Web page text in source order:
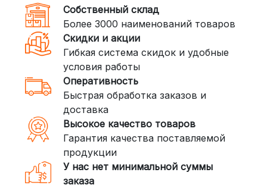
DPD: Международная служба
доставки, которая работает и
внутри России. Сроки — от 2 дней,
стоимость — от 400 рублей
3. Доставка крупногабаритных грузов
(ПЭК, КИТ, Байкал Сервис)
Если ваш заказ включает большие или
тяжелые товары, мы рекомендуем
воспользоваться услугами компаний,
специализирующихся на доставке
грузов:
Собственный склад
Более 3000 наименований товаров
Скидки и акции
Гибкая система скидок и удобные
условия работы
Оперативность
Быстрая обработка заказов и
доставка
Высокое качество товаров
Гарантия качества поставляемой
продукции
У нас нет минимальной суммы
заказа